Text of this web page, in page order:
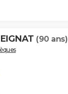
(90 ans)